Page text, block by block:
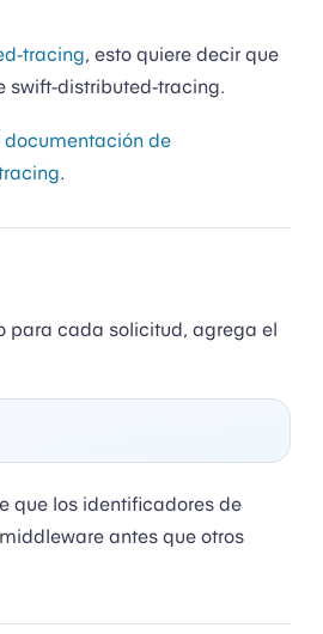
tracing, esto quiere decir que
swift-distributed-tracing.
documentación de
.
para cada solicitud, agrega el
que los identificadores de
antes que otros